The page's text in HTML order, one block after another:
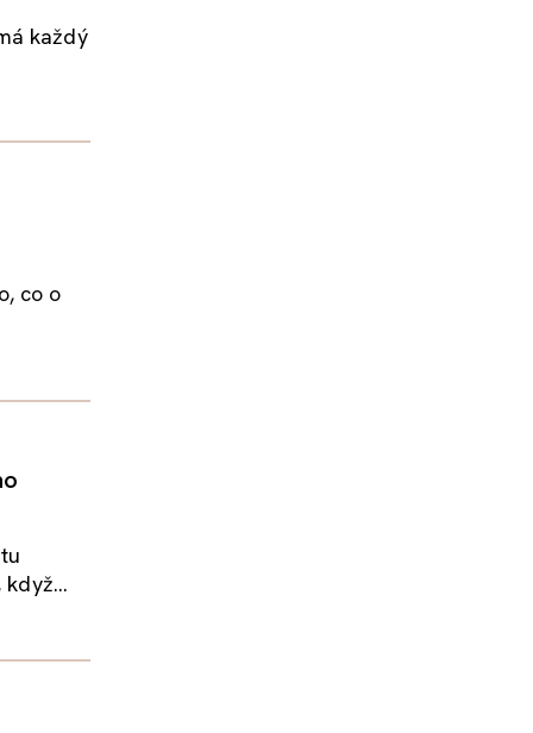
každý
co o